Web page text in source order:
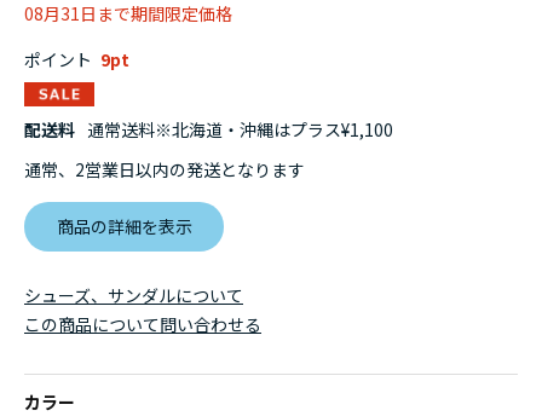
08月31日まで期間限定価格
ポイント 9
配送料 通常送料※北海道・沖縄はプラス¥1,100
通常、2営業日以内の発送となります
商品の詳細を表示
シューズ、サンダルについて
カラー
この商品について問い合わせる